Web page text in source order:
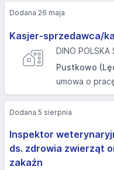
Kasjer-sprzedawca/
DINO POLSKA
Pustkowo
umowa o
Dodana 26 maja
Inspektor
ds. zdrowia zwierząt
zakaźn
Dodana 5 sierpnia